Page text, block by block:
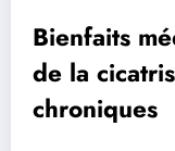
Bienfaits
de la
chroniques